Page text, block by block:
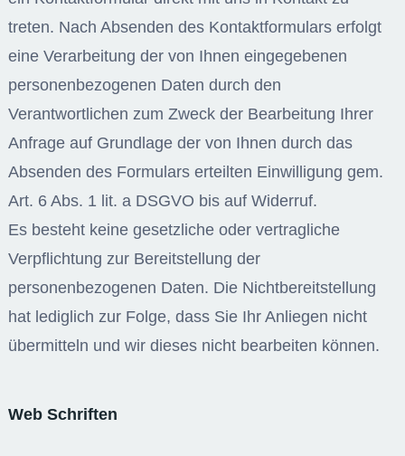
treten. Nach Absenden des Kontaktformulars erfolgt
eine Verarbeitung der von Ihnen eingegebenen
personenbezogenen Daten durch den
Verantwortlichen zum Zweck der Bearbeitung Ihrer
Anfrage auf Grundlage der von Ihnen durch das
Absenden des Formulars erteilten Einwilligung gem.
Art. 6 Abs. 1 lit. a DSGVO bis auf Widerruf.
Es besteht keine gesetzliche oder vertragliche
Verpflichtung zur Bereitstellung der
personenbezogenen Daten. Die Nichtbereitstellung
hat lediglich zur Folge, dass Sie Ihr Anliegen nicht
übermitteln und wir dieses nicht bearbeiten können.
Web Schriften